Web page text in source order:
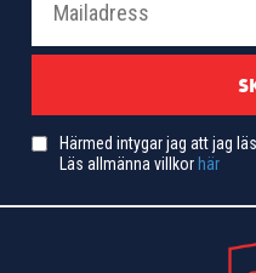
Härmed intygar jag att jag
Läs allmänna villkor här